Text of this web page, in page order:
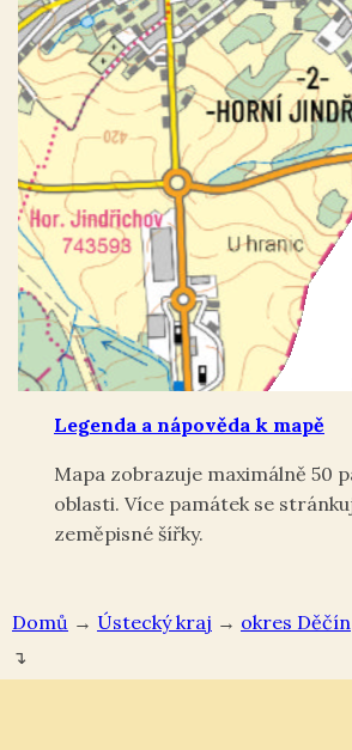
Domů → Ústecký kraj → okres Děčín
↴
Legenda a nápověda k mapě
Mapa zobrazuje maximálně 50
oblasti. Více památek se
zeměpisné šířky.